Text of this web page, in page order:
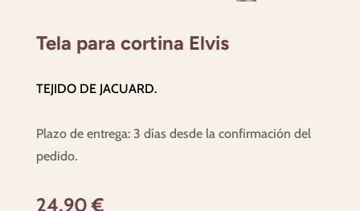
Tela para cortina Elvis
TEJIDO DE JACUARD.
Plazo de entrega: 3 días desde la confirmación del
pedido.
24,90€